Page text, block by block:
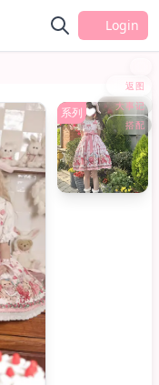
Login
返图
大事记
搭配
系列